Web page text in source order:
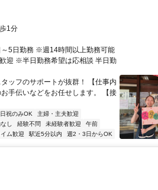
1分
5日勤務 ※週14時間以上勤務可能
迎 ※半日勤務希望は応相談 半日勤
ッフのサポートが抜群！ 【仕事内
手伝いなどをお任せします。 【接
祝のみOK
主婦・主夫歓迎
し 経験不問 未経験者歓迎
午前
ム歓迎 駅近5分以内 週2・3日からOK